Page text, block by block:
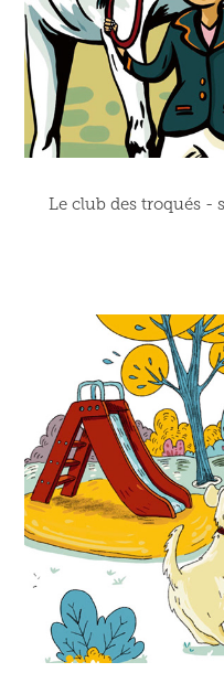
Le club des troqués -